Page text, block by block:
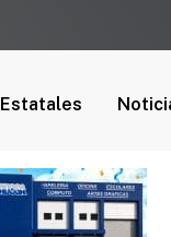
Estatales